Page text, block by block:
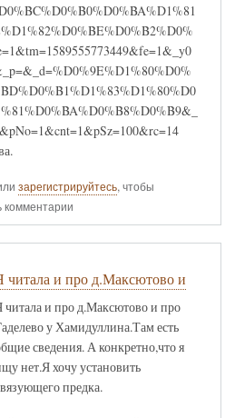
зарегистрируйтесь, чтобы
комментарии
читала и про д.Максютово и
читала и про д.Максютово и про
у Хамидуллина.Там есть
сведения. А конкретно,что я
нет.Я хочу установить
предка.